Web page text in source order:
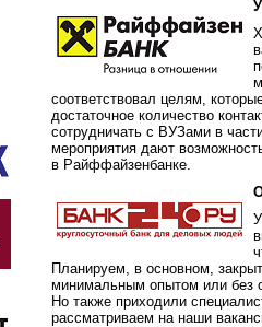
соответствовал целям,
достаточное количество
сотрудничать с ВУЗами в
мероприятия дают
в Райффайзенбанке.
Планируем, в основном,
минимальным опытом или без
Но также приходили
рассматриваем на наши